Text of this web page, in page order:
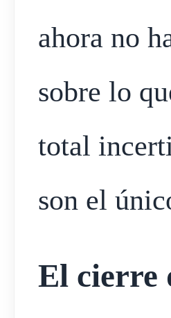
ahora no
sobre lo
total
son el
El cierre